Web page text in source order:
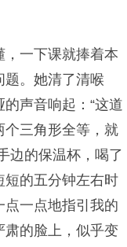
一下课就捧着本
题。她清了清喉
声音响起：“这道
个三角形全等，就
边的保温杯，喝了
短的五分钟左右时
点一点地指引我的
肃的脸上，似乎变